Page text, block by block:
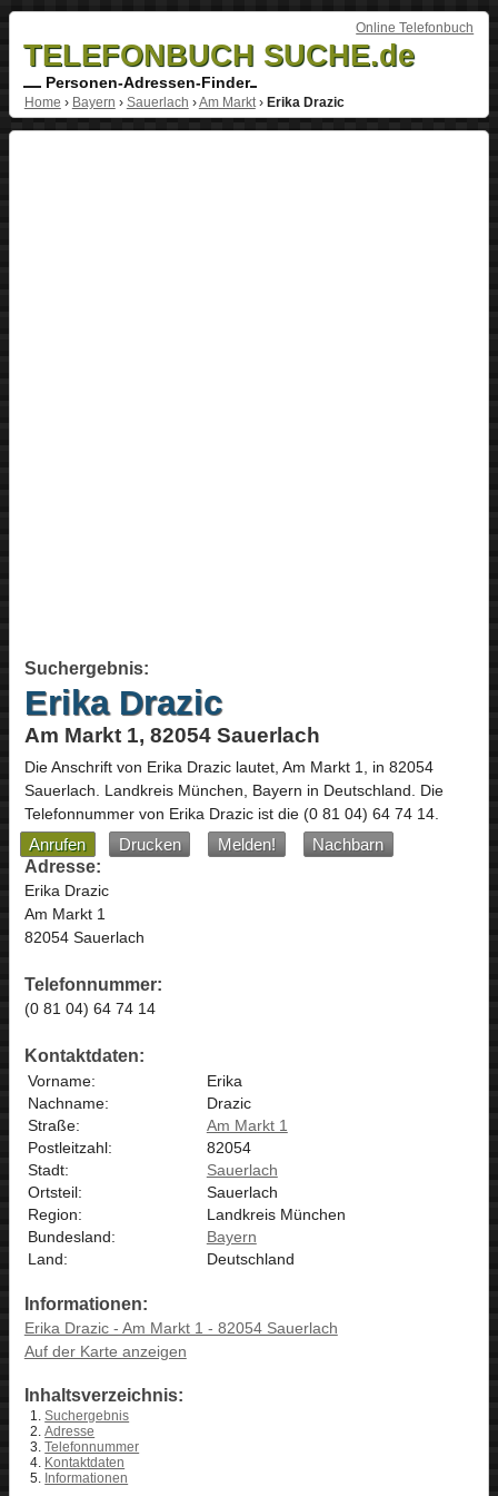
Online Telefonbuch
TELEFONBUCH SUCHE.de
Personen-Adressen-Finder
Home › Bayern › Sauerlach ›Am Markt› Erika Drazic
Suchergebnis:
Erika Drazic
Am Markt 1, 82054 Sauerlach
Die Anschrift von Erika Draziclautet, Am Markt 1, in 82054
Sauerlach. Landkreis München, Bayern in Deutschland. Die
Telefonnummer von Erika Drazic ist die (0 81 04) 64 74 14.
Anrufen Drucken Melden!
Nachbarn
Adresse:
Erika Drazic
Am Markt 1
82054 Sauerlach
Telefonnummer:
(0 81 04) 64 74 14
Kontaktdaten:
Vorname:
Erika
Nachname:
Drazic
Straße:
Am Markt 1
Postleitzahl:
82054
Stadt:
Sauerlach
Ortsteil:
Sauerlach
Region:
Landkreis München
Bundesland:
Bayern
Land:
Deutschland
Informationen:
Erika Drazic - Am Markt 1 - 82054 Sauerlach
Auf der Karte anzeigen
Inhaltsverzeichnis:
Suchergebnis
Adresse
Telefonnummer
Kontaktdaten
Informationen